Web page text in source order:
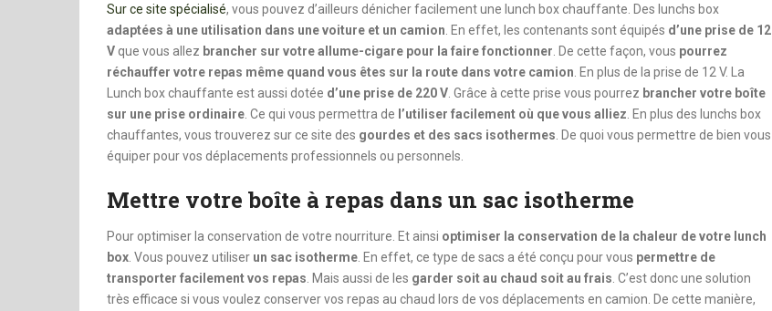
Sur ce site spécialisé, vous pouvez d’ailleurs dénicher facilement une lunch box chauffante. Des lunchs box
adaptées à une utilisation dans une voiture et un camion . En effet, les contenants sont équipés d’une prise de 12
V que vous allez brancher sur votre allume-cigare pour la faire fonctionner . De cette façon, vous pourrez
réchauffer votre repas même quand vous êtes sur la route dans votre camion . En plus de la prise de 12 V. La
Lunch box chauffante est aussi dotée d’une prise de 220 V . Grâce à cette prise vous pourrez brancher votre boîte
sur une prise ordinaire . Ce qui vous permettra de l’utiliser facilement où que vous alliez . En plus des lunchs box
chauffantes, vous trouverez sur ce site des gourdes et des sacs isothermes . De quoi vous permettre de bien vous
équiper pour vos déplacements professionnels ou personnels.
Mettre votre boîte à repas dans un sac isotherme
Pour optimiser la conservation de votre nourriture. Et ainsi optimiser la conservation de la chaleur de votre lunch
box . Vous pouvez utiliser un sac isotherme . En effet, ce type de sacs a été conçu pour vous permettre de
transporter facilement vos repas . Mais aussi de les garder soit au chaud soit au frais . C’est donc une solution
très efficace si vous voulez conserver vos repas au chaud lors de vos déplacements en camion. De cette manière,